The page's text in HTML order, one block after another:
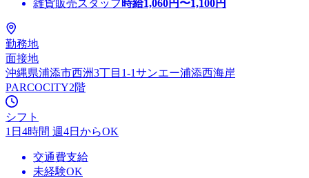
雑貨販売スタッフ 時給1,060円〜1,100円
勤務地
面接地
沖縄県浦添市西洲3丁目1-1サンエー浦添西海岸
PARCOCITY2階
シフト
1日4時間 週4日からOK
交通費支給
未経験OK